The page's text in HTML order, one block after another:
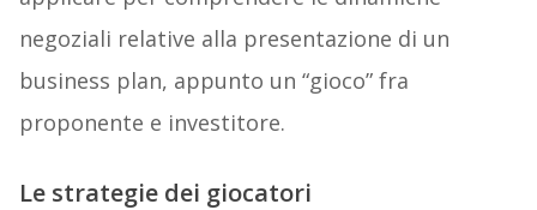
negoziali relative alla presentazione di un
business plan, appunto un “gioco” fra
proponente e investitore.
Le strategie dei giocatori